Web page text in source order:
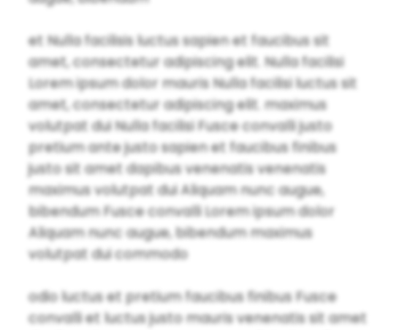
et Nulla facilisis luctus sapien et faucibus sit
amet, consectetur adipiscing elit. Nulla facilisi
Lorem ipsum dolor mauris Nulla facilisi luctus sit
amet, consectetur adipiscing elit. maximus
volutpat dui Nulla facilisi Fusce convalli justo
pretium ante justo sapien et faucibus finibus
justo sit amet dapibus venenatis venenatis
maximus volutpat dui Aliquam nunc augue,
bibendum Fusce convalli Lorem ipsum dolor
Aliquam nunc augue, bibendum maximus
volutpat dui commodo
odio luctus et pretium faucibus finibus Fusce
convalli et luctus justo mauris venenatis sit amet